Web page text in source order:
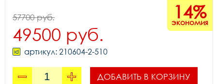
14%
экономия
57700 руб.
49500 руб.
артикул: 210604-2-510
ДОБАВИТЬ В КОРЗИНУ